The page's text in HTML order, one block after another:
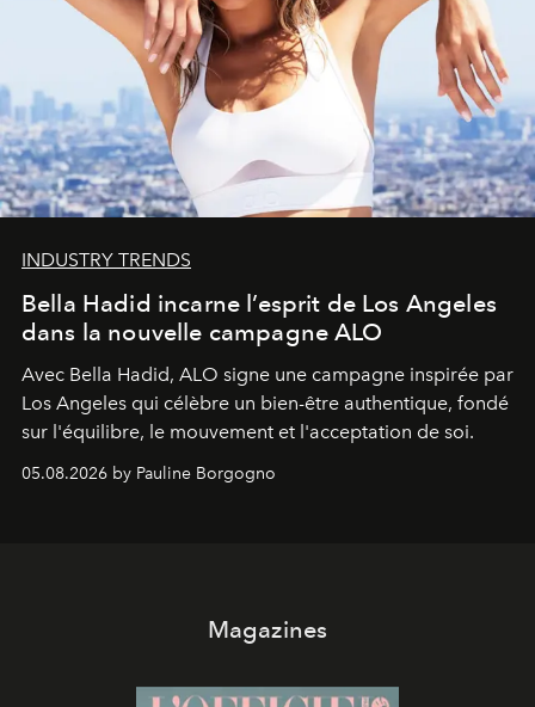
INDUSTRY TRENDS
Bella Hadid incarne l’esprit de Los Angeles
dans la nouvelle campagne ALO
Avec Bella Hadid, ALO signe une campagne inspirée par
Los Angeles qui célèbre un bien-être authentique, fondé
sur l'équilibre, le mouvement et l'acceptation de soi.
05.08.2026 by Pauline Borgogno
Magazines